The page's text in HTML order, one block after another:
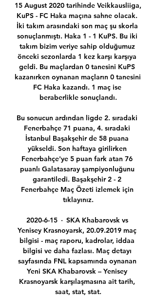
15 August 2020 tarihinde Veikkausliiga,
KuPS - FC Haka maçına sahne olacak.
İki takım arasındaki son maç şu skorla
sonuçlanmıştı. Haka 1 - 1 KuPS. Bu iki
takım bizim veriye sahip olduğumuz
önceki sezonlarda 1 kez karşı karşıya
geldi. Bu maçlardan 0 tanesini KuPS
kazanırken oynanan maçların 0 tanesini
FC Haka kazandı. 1 maç ise
beraberlikle sonuçlandı.
Bu sonucun ardından ligde 2. sıradaki
Fenerbahçe 71 puana, 4. sıradaki
İstanbul Başakşehir de 58 puana
yükseldi. Son haftaya girilirken
Fenerbahçe'ye 5 puan fark atan 76
puanlı Galatasaray şampiyonluğunu
garantiledi. Başakşehir 2 - 2
Fenerbahçe Maç Özeti izlemek için
tıklayınız.
2020-6-15 · SKA Khabarovsk vs
Yenisey Krasnoyarsk, 20.09.2019 maç
bilgisi - maç raporu, kadrolar, iddaa
bilgisi ve daha fazlası. Maç detayı
sayfasında FNL kapsamında oynanan
Yeni SKA Khabarovsk – Yenisey
Krasnoyarsk karşılaşmasına ait tarih,
saat, stat, stat.